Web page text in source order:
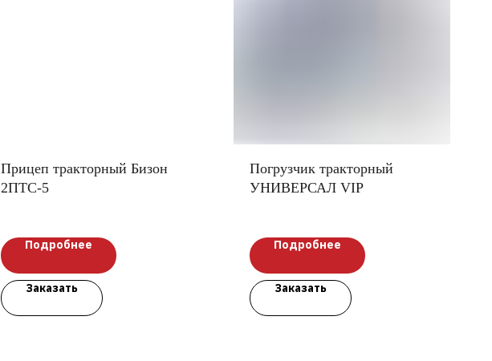
Прицеп тракторный Бизон
2ПТС-5
Подробнее
Заказать
Погрузчик тракторный
УНИВЕРСАЛ VIP
Подробнее
Заказать